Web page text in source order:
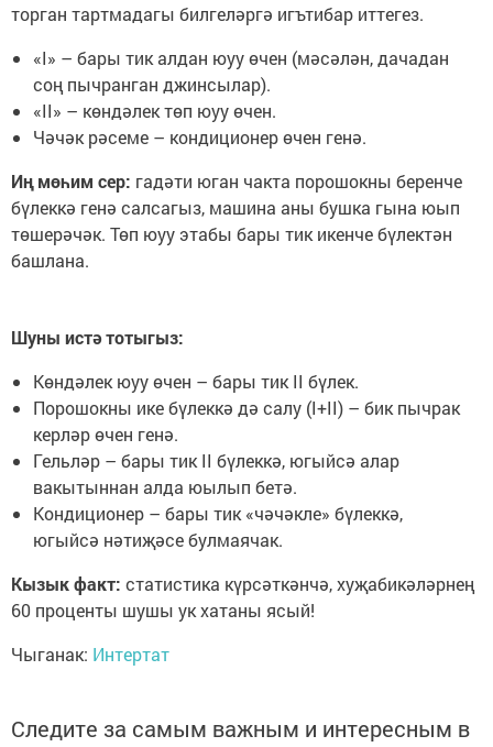
торган тартмадагы билгеләргә игътибар иттегез.
«I» – бары тик алдан юуу өчен (мәсәлән, дачадан
соң пычранган джинсылар).
«II» – көндәлек төп юуу өчен.
Чәчәк рәсеме – кондиционер өчен генә.
Иң мөһим сер: гадәти юган чакта порошокны беренче
бүлеккә генә салсагыз, машина аны бушка гына юып
төшерәчәк. Төп юуу этабы бары тик икенче бүлектән
башлана.
Шуны истә тотыгыз:
Көндәлек юуу өчен – бары тик II бүлек.
Порошокны ике бүлеккә дә салу (I+II) – бик пычрак
керләр өчен генә.
Гельләр – бары тик II бүлеккә, югыйсә алар
вакытыннан алда юылып бетә.
Кондиционер – бары тик «чәчәкле» бүлеккә,
югыйсә нәтиҗәсе булмаячак.
Кызык факт: статистика күрсәткәнчә, хуҗабикәләрнең
60 проценты шушы ук хатаны ясый!
Чыганак: Интертат
Следите за самым важным и интересным в